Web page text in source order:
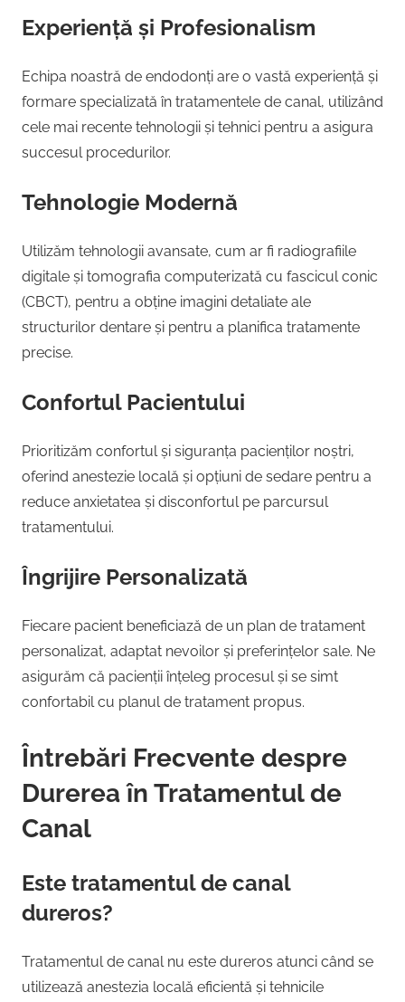
Experiență și Profesionalism
Echipa noastră de endodonți are o vastă experiență și
formare specializată în tratamentele de canal, utilizând
cele mai recente tehnologii și tehnici pentru a asigura
succesul procedurilor.
Tehnologie Modernă
Utilizăm tehnologii avansate, cum ar fi radiografiile
digitale și tomografia computerizată cu fascicul conic
(CBCT), pentru a obține imagini detaliate ale
structurilor dentare și pentru a planifica tratamente
precise.
Confortul Pacientului
Prioritizăm confortul și siguranța pacienților noștri,
oferind anestezie locală și opțiuni de sedare pentru a
reduce anxietatea și disconfortul pe parcursul
tratamentului.
Îngrijire Personalizată
Fiecare pacient beneficiază de un plan de tratament
personalizat, adaptat nevoilor și preferințelor sale. Ne
asigurăm că pacienții înțeleg procesul și se simt
confortabil cu planul de tratament propus.
Întrebări Frecvente despre
Durerea în Tratamentul de
Canal
Este tratamentul de canal
dureros?
Tratamentul de canal nu este dureros atunci când se
utilizează anestezia locală eficientă și tehnicile